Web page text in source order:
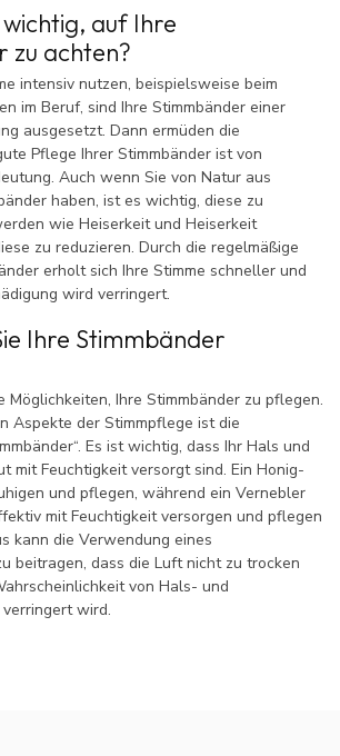
auf Ihre
zu achten?
intensiv nutzen, beispielsweise beim
im Beruf, sind Ihre Stimmbänder einer
ausgesetzt. Dann ermüden die
Pflege Ihrer Stimmbänder ist von
Auch wenn Sie von Natur aus
haben, ist es wichtig, diese zu
wie Heiserkeit und Heiserkeit
zu reduzieren. Durch die regelmäßige
erholt sich Ihre Stimme schneller und
wird verringert.
Ihre Stimmbänder
Möglichkeiten, Ihre Stimmbänder zu pflegen.
Aspekte der Stimmpflege ist die
Es ist wichtig, dass Ihr Hals und
mit Feuchtigkeit versorgt sind. Ein Honig-
und pflegen, während ein Vernebler
mit Feuchtigkeit versorgen und pflegen
kann die Verwendung eines
beitragen, dass die Luft nicht zu trocken
von Hals- und
wird.